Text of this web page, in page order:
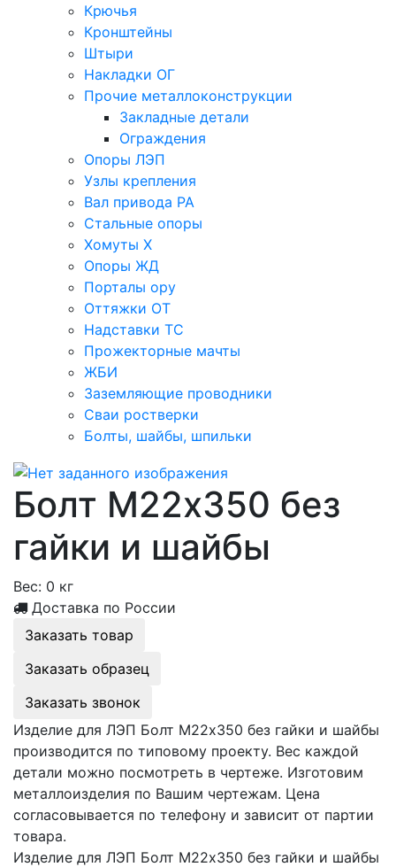
Крючья
Кронштейны
Штыри
Накладки ОГ
Прочие металлоконструкции
Закладные детали
Ограждения
Опоры ЛЭП
Узлы крепления
Вал привода РА
Стальные опоры
Хомуты Х
Опоры ЖД
Порталы ору
Оттяжки ОТ
Надставки ТС
Прожекторные мачты
ЖБИ
Заземляющие проводники
Сваи ростверки
Болты, шайбы, шпильки
Болт М22х350 без
гайки и шайбы
Вес: 0 кг
Доставка по России
Заказать товар
Заказать образец
Заказать звонок
Изделие для ЛЭП Болт М22х350 без гайки и шайбы
производится по типовому проекту. Вес каждой
детали можно посмотреть в чертеже. Изготовим
металлоизделия по Вашим чертежам. Цена
согласовывается по телефону и зависит от партии
товара.
Изделие для ЛЭП Болт М22х350 без гайки и шайбы